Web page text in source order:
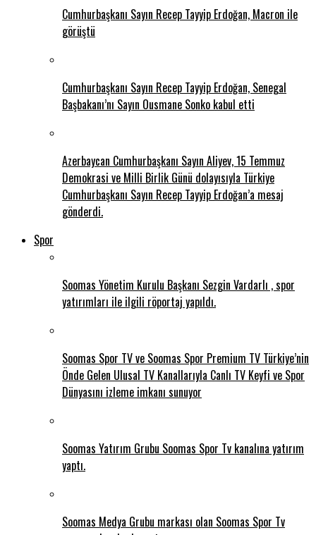
Cumhurbaşkanı Sayın Recep Tayyip Erdoğan, Macron ile
görüştü
Cumhurbaşkanı Sayın Recep Tayyip Erdoğan, Senegal
Başbakanı’nı Sayın Ousmane Sonko kabul etti
Azerbaycan Cumhurbaşkanı Sayın Aliyev, 15 Temmuz
Demokrasi ve Milli Birlik Günü dolayısıyla Türkiye
Cumhurbaşkanı Sayın Recep Tayyip Erdoğan’a mesaj
gönderdi.
Spor
Soomas Yönetim Kurulu Başkanı Sezgin Vardarlı , spor
yatırımları ile ilgili röportaj yapıldı.
Soomas Spor TV ve Soomas Spor Premium TV Türkiye’nin
Önde Gelen Ulusal TV Kanallarıyla Canlı TV Keyfi ve Spor
Dünyasını izleme imkanı sunuyor
Soomas Yatırım Grubu Soomas Spor Tv kanalına yatırım
yaptı.
Soomas Medya Grubu markası olan Soomas Spor Tv